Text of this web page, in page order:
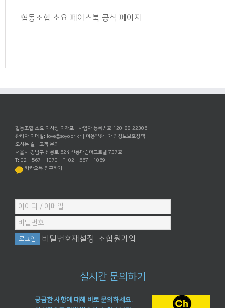
협동조합 소요 페이스북 공식 페이지
협동조합 소요 이사장 이재포 | 사업자 등록번호 120-88-22306
관리자 이메일:ilove@soyo.or.kr | 이용약관 | 개인정보보호정책
오시는 길 | 고객 문의
서울시 강남구 선릉로 524 선릉대림아크로텔 737호
T: 02 - 567 - 1070 | F: 02 - 567 - 1069
카카오톡 친구하기
비밀번호재설정 조합원가입
실시간 문의하기
궁금한 사항에 대해 바로 문의하세요.